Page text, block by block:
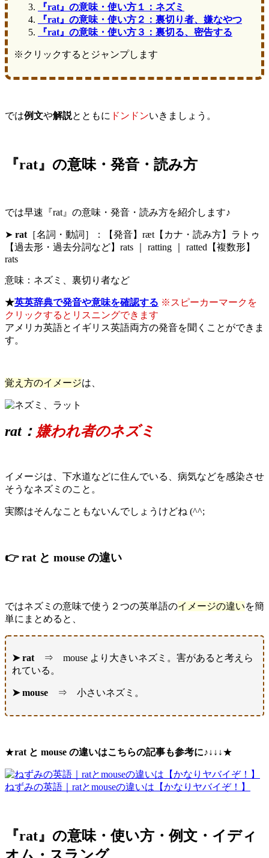
『rat』の意味・使い方１：ネズミ
『rat』の意味・使い方２：裏切り者、嫌なやつ
『rat』の意味・使い方３：裏切る、密告する
※クリックするとジャンプします
では例文や解説とともに ドンドンいきましょう。
『rat』の意味・発音・読み方
では早速『rat』の意味・発音・読み方を紹介します♪
➤ rat ［名詞・動詞］：【発音】ræt【カナ・読み方】ラトゥ
【過去形・過去分詞など】rats ｜ ratting ｜ ratted【複数形】
rats
意味：ネズミ、裏切り者など
★英英辞典で発音や意味を確認する ※スピーカーマークを
クリックするとリスニングできます
アメリカ英語とイギリス英語両方の発音を聞くことができま
す。
覚え方のイメージは、
rat： 嫌われ者のネズミ
イメージは、下水道などに住んでいる、病気などを感染させ
そうなネズミのこと。
実際はそんなこともないんでしょうけどね (^^;
👉 rat と mouse の違い
ではネズミの意味で使う２つの英単語のイメージの違いを簡
単にまとめると、
➤ rat ⇒ mouse より大きいネズミ。害があると考えら
れている。
➤ mouse ⇒ 小さいネズミ。
★rat と mouse の違いはこちらの記事も参考に♪↓ ↓↓★
ねずみの英語｜ratとmouseの違いは【かなりヤバイぞ！】
『rat』の意味・使い方・例文・イディ